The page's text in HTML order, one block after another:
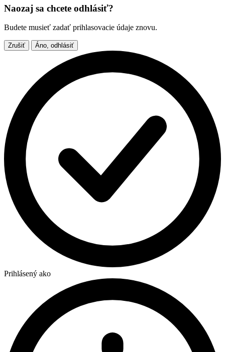
Naozaj sa chcete odhlásiť?
Budete musieť zadať prihlasovacie údaje znovu.
Zrušiť Áno, odhlásiť
Prihlásený ako